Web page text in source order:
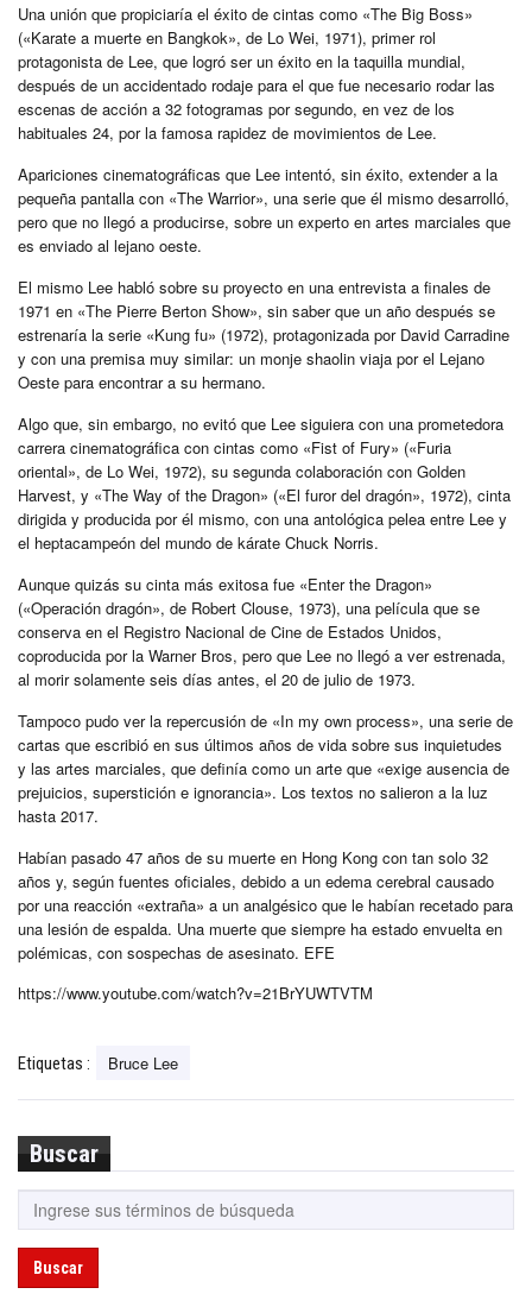
Una unión que propiciaría el éxito de cintas como «The Big Boss»
(«Karate a muerte en Bangkok», de Lo Wei, 1971), primer rol
protagonista de Lee, que logró ser un éxito en la taquilla mundial,
después de un accidentado rodaje para el que fue necesario rodar las
escenas de acción a 32 fotogramas por segundo, en vez de los
habituales 24, por la famosa rapidez de movimientos de Lee.
Apariciones cinematográficas que Lee intentó, sin éxito, extender a la
pequeña pantalla con «The Warrior», una serie que él mismo desarrolló,
pero que no llegó a producirse, sobre un experto en artes marciales que
es enviado al lejano oeste.
El mismo Lee habló sobre su proyecto en una entrevista a finales de
1971 en «The Pierre Berton Show», sin saber que un año después se
estrenaría la serie «Kung fu» (1972), protagonizada por David Carradine
y con una premisa muy similar: un monje shaolin viaja por el Lejano
Oeste para encontrar a su hermano.
Algo que, sin embargo, no evitó que Lee siguiera con una prometedora
carrera cinematográfica con cintas como «Fist of Fury» («Furia
oriental», de Lo Wei, 1972), su segunda colaboración con Golden
Harvest, y «The Way of the Dragon» («El furor del dragón», 1972), cinta
dirigida y producida por él mismo, con una antológica pelea entre Lee y
el heptacampeón del mundo de kárate Chuck Norris.
Aunque quizás su cinta más exitosa fue «Enter the Dragon»
(«Operación dragón», de Robert Clouse, 1973), una película que se
conserva en el Registro Nacional de Cine de Estados Unidos,
coproducida por la Warner Bros, pero que Lee no llegó a ver estrenada,
al morir solamente seis días antes, el 20 de julio de 1973.
Tampoco pudo ver la repercusión de «In my own process», una serie de
cartas que escribió en sus últimos años de vida sobre sus inquietudes
y las artes marciales, que definía como un arte que «exige ausencia de
prejuicios, superstición e ignorancia». Los textos no salieron a la luz
hasta 2017.
Habían pasado 47 años de su muerte en Hong Kong con tan solo 32
años y, según fuentes oficiales, debido a un edema cerebral causado
por una reacción «extraña» a un analgésico que le habían recetado para
una lesión de espalda. Una muerte que siempre ha estado envuelta en
polémicas, con sospechas de asesinato. EFE
https://www.youtube.com/watch?v=21BrYUWTVTM
Etiquetas : Bruce Lee
Buscar
Buscar